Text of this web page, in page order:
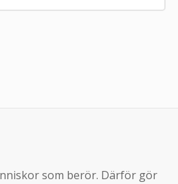
som berör. Därför gör